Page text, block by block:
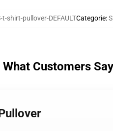
shirt-pullover-DEFAULTCategorie:
What Customers Say